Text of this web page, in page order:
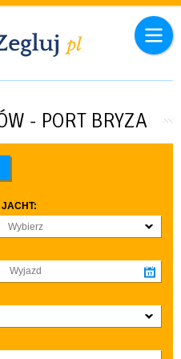
- PORT BRYZA
JACHT:
Wybierz